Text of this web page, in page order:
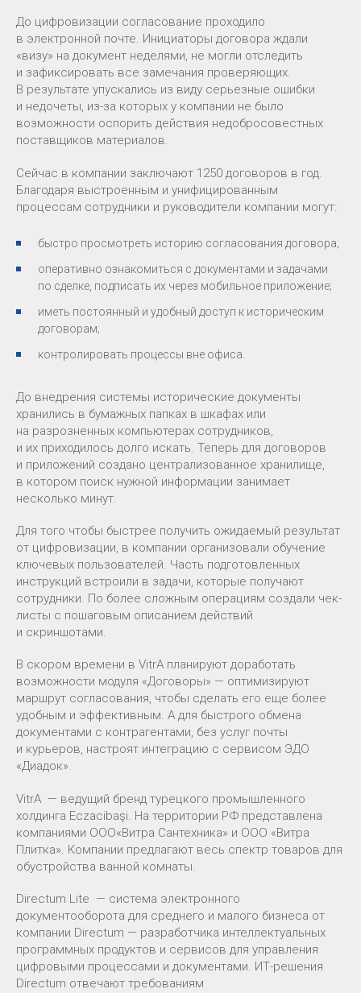
До цифровизации согласование проходило
в электронной почте. Инициаторы договора ждали
«визу» на документ неделями, не могли отследить
и зафиксировать все замечания проверяющих.
В результате упускались из виду серьезные ошибки
и недочеты, из-за которых у компании не было
возможности оспорить действия недобросовестных
поставщиков материалов.
Сейчас в компании заключают 1250 договоров в год.
Благодаря выстроенным и унифицированным
процессам сотрудники и руководители компании могут:
быстро просмотреть историю согласования договора;
оперативно ознакомиться с документами и задачами
по сделке, подписать их через мобильное приложение;
иметь постоянный и удобный доступ к историческим
договорам;
контролировать процессы вне офиса.
До внедрения системы исторические документы
хранились в бумажных папках в шкафах или
на разрозненных компьютерах сотрудников,
и их приходилось долго искать. Теперь для договоров
и приложений создано централизованное хранилище,
в котором поиск нужной информации занимает
несколько минут.
Для того чтобы быстрее получить ожидаемый результат
от цифровизации, в компании организовали обучение
ключевых пользователей. Часть подготовленных
инструкций встроили в задачи, которые получают
сотрудники. По более сложным операциям создали чек-
листы с пошаговым описанием действий
и скриншотами.
В скором времени в VitrA планируют доработать
возможности модуля «Договоры» — оптимизируют
маршрут согласования, чтобы сделать его еще более
удобным и эффективным. А для быстрого обмена
документами с контрагентами, без услуг почты
и курьеров, настроят интеграцию с сервисом ЭДО
«Диадок».
VitrA — ведущий бренд турецкого промышленного
холдинга Eczacibaşi. На территории РФ представлена
компаниями ООО«Витра Сантехника» и ООО «Витра
Плитка». Компании предлагают весь спектр товаров для
обустройства ванной комнаты.
Directum Lite — система электронного
документооборота для среднего и малого бизнеса от
компании Directum — разработчика интеллектуальных
программных продуктов и сервисов для управления
цифровыми процессами и документами. ИТ-решения
Directum отвечают требованиям